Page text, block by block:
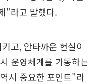
"라고 말했다.
고, 안타까운 현실이
운영체계를 가동하는
시 중요한 포인트"라